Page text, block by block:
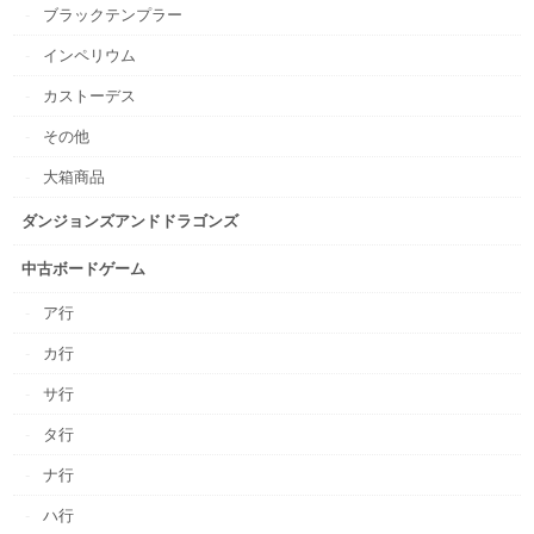
ブラックテンプラー
インペリウム
カストーデス
その他
大箱商品
ダンジョンズアンドドラゴンズ
中古ボードゲーム
ア行
カ行
サ行
タ行
ナ行
ハ行